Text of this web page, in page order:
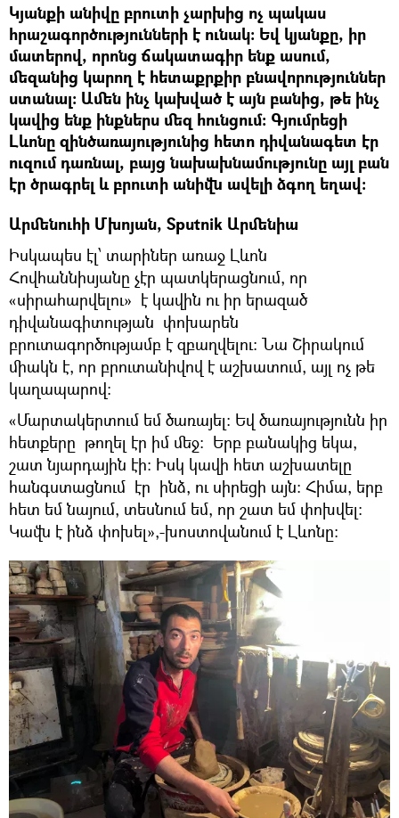
Կյանքի անիվը բրուտի չարխից ոչ պակաս
հրաշագործությունների է ունակ: Եվ կյանքը, իր
մատերով, որոնց ճակատագիր ենք ասում,
մեզանից կարող է հետաքրքիր բնավորություններ
ստանալ: Ամեն ինչ կախված է այն բանից, թե ինչ
կավից ենք ինքներս մեզ հունցում: Գյումրեցի
Լևոնը զինծառայությունից հետո դիվանագետ էր
ուզում դառնալ, բայց նախախնամությունը այլ բան
էր ծրագրել և բրուտի անիվն ավելի ձգող եղավ:
Արմենուհի Մխոյան, Sputnik Արմենիա
Իսկապես էլ՝ տարիներ առաջ Լևոն
Հովհաննիսյանը չէր պատկերացնում, որ
«սիրահարվելու» է կավին ու իր երազած
դիվանագիտության փոխարեն
բրուտագործությամբ է զբաղվելու: Նա Շիրակում
միակն է, որ բրուտանիվով է աշխատում, այլ ոչ թե
կաղապարով:
«Մարտակերտում եմ ծառայել: Եվ ծառայությունն իր
հետքերը թողել էր իմ մեջ: Երբ բանակից եկա,
շատ նյարդային էի: Իսկ կավի հետ աշխատելը
հանգստացնում էր ինձ, ու սիրեցի այն: Հիմա, երբ
հետ եմ նայում, տեսնում եմ, որ շատ եմ փոխվել:
Կավն է ինձ փոխել»,-խոստովանում է Լևոնը: